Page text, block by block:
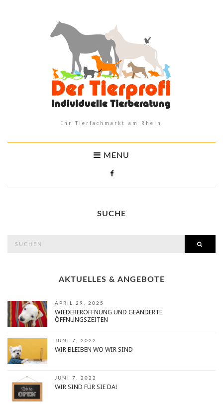
Ihr Tierfachmarkt am Rhein
MENU
SUCHE
AKTUELLES & ANGEBOTE
APRIL 29, 2025
WIEDERERÖFFNUNG UND GEÄNDERTE
ÖFFNUNGSZEITEN
JUNI 7, 2022
WIR BLEIBEN WO WIR SIND
JUNI 7, 2022
WIR SIND FÜR SIE DA!